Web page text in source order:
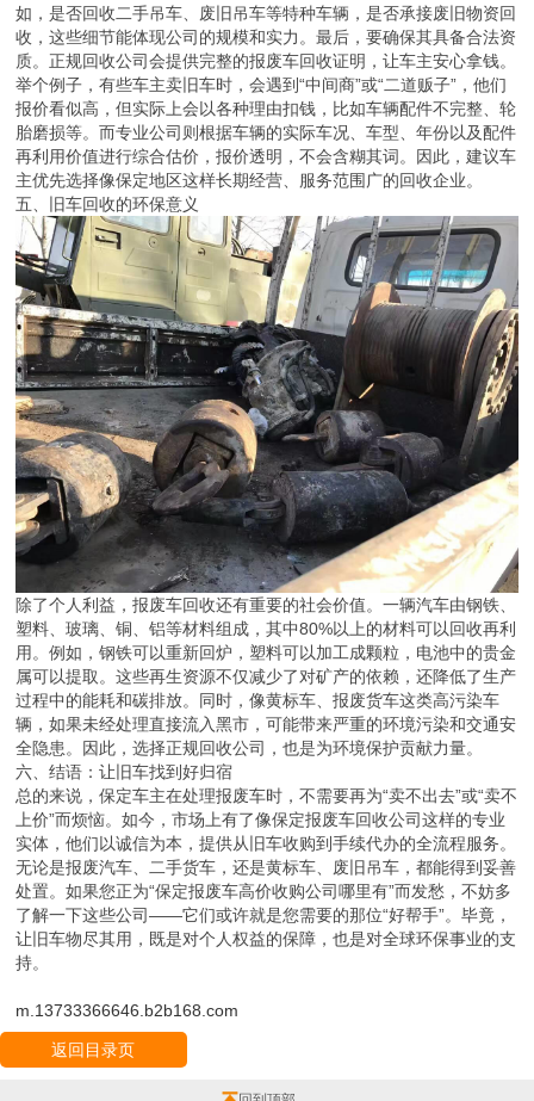
如，是否回收二手吊车、废旧吊车等特种车辆，是否承接废旧物资回
收，这些细节能体现公司的规模和实力。最后，要确保其具备合法资
质。正规回收公司会提供完整的报废车回收证明，让车主安心拿钱。
举个例子，有些车主卖旧车时，会遇到“中间商”或“二道贩子”，他们
报价看似高，但实际上会以各种理由扣钱，比如车辆配件不完整、轮
胎磨损等。而专业公司则根据车辆的实际车况、车型、年份以及配件
再利用价值进行综合估价，报价透明，不会含糊其词。因此，建议车
主优先选择像保定地区这样长期经营、服务范围广的回收企业。
五、旧车回收的环保意义
除了个人利益，报废车回收还有重要的社会价值。一辆汽车由钢铁、
塑料、玻璃、铜、铝等材料组成，其中80%以上的材料可以回收再利
用。例如，钢铁可以重新回炉，塑料可以加工成颗粒，电池中的贵金
属可以提取。这些再生资源不仅减少了对矿产的依赖，还降低了生产
过程中的能耗和碳排放。同时，像黄标车、报废货车这类高污染车
辆，如果未经处理直接流入黑市，可能带来严重的环境污染和交通安
全隐患。因此，选择正规回收公司，也是为环境保护贡献力量。
六、结语：让旧车找到好归宿
总的来说，保定车主在处理报废车时，不需要再为“卖不出去”或“卖不
上价”而烦恼。如今，市场上有了像保定报废车回收公司这样的专业
实体，他们以诚信为本，提供从旧车收购到手续代办的全流程服务。
无论是报废汽车、二手货车，还是黄标车、废旧吊车，都能得到妥善
处置。如果您正为“保定报废车高价收购公司哪里有”而发愁，不妨多
了解一下这些公司——它们或许就是您需要的那位“好帮手”。毕竟，
让旧车物尽其用，既是对个人权益的保障，也是对全球环保事业的支
持。
m.13733366646.b2b168.com
返回目录页